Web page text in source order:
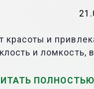
и
и ломкость,
ПОЛНОСТЬЮ